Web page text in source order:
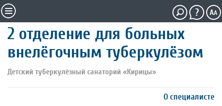
2 отделение для больных
внелёгочным туберкулёзом
Детский туберкулёзный санаторий «Кирицы»
О специалисте